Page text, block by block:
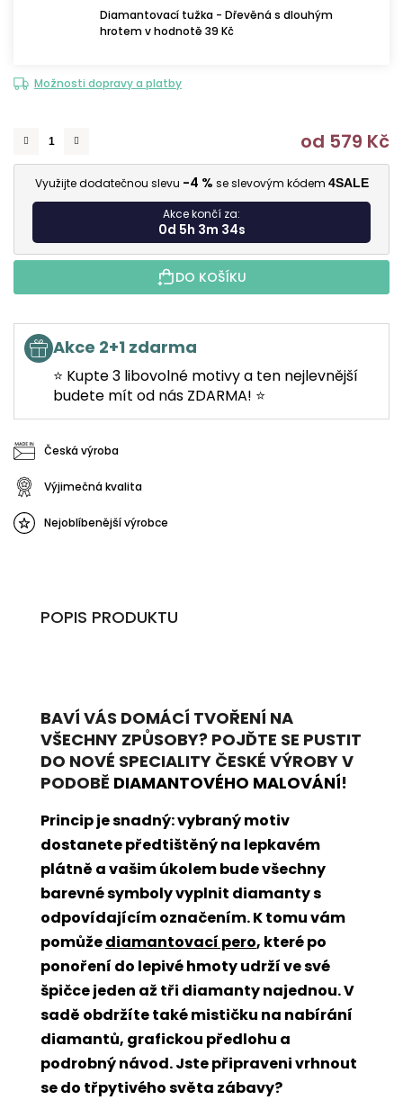
Diamantovací tužka - Dřevěná s dlouhým
hrotem v hodnotě 39 Kč
Možnosti dopravy a platby
od 579 Kč
Využijte dodatečnou slevu -4 % se slevovým kódem 4SALE
Akce končí za:
0d 5h 3m 32s
DO KOŠÍKU
Akce 2+1 zdarma
⭐ Kupte 3 libovolné motivy a ten nejlevnější
budete mít od nás ZDARMA! ⭐
Česká výroba
Výjimečná kvalita
Nejoblíbenější výrobce
POPIS PRODUKTU
BAVÍ VÁS DOMÁCÍ TVOŘENÍ NA
VŠECHNY ZPŮSOBY? POJĎTE SE PUSTIT
DO NOVÉ SPECIALITY ČESKÉ VÝROBY V
PODOBĚ DIAMANTOVÉHO MALOVÁNÍ!
Princip je snadný: vybraný motiv
dostanete předtištěný na lepkavém
plátně a vašim úkolem bude všechny
barevné symboly vyplnit diamanty s
odpovídajícím označením. K tomu vám
pomůžediamantovací pero, které po
ponoření do lepivé hmoty udrží ve své
špičce jeden až tři diamanty najednou. V
sadě obdržíte také mističku na nabírání
diamantů, grafickou předlohu a
podrobný návod. Jste připraveni vrhnout
se do třpytivého světa zábavy?